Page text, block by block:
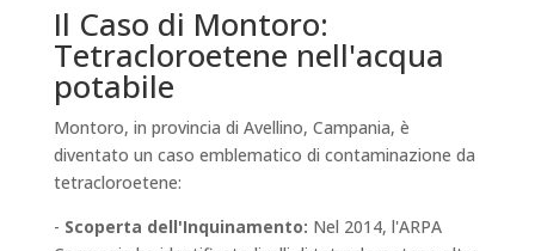
Il Caso di Montoro:
Tetracloroetene nell'acqua
potabile
Montoro, in provincia di Avellino, Campania, è
diventato un caso emblematico di contaminazione da
tetracloroetene:
- Scoperta dell'Inquinamento: Nel 2014, l'ARPA